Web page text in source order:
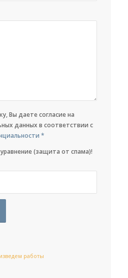
Вы даете согласие на
данных в соответствии с
*
(защита от спама)!
работы